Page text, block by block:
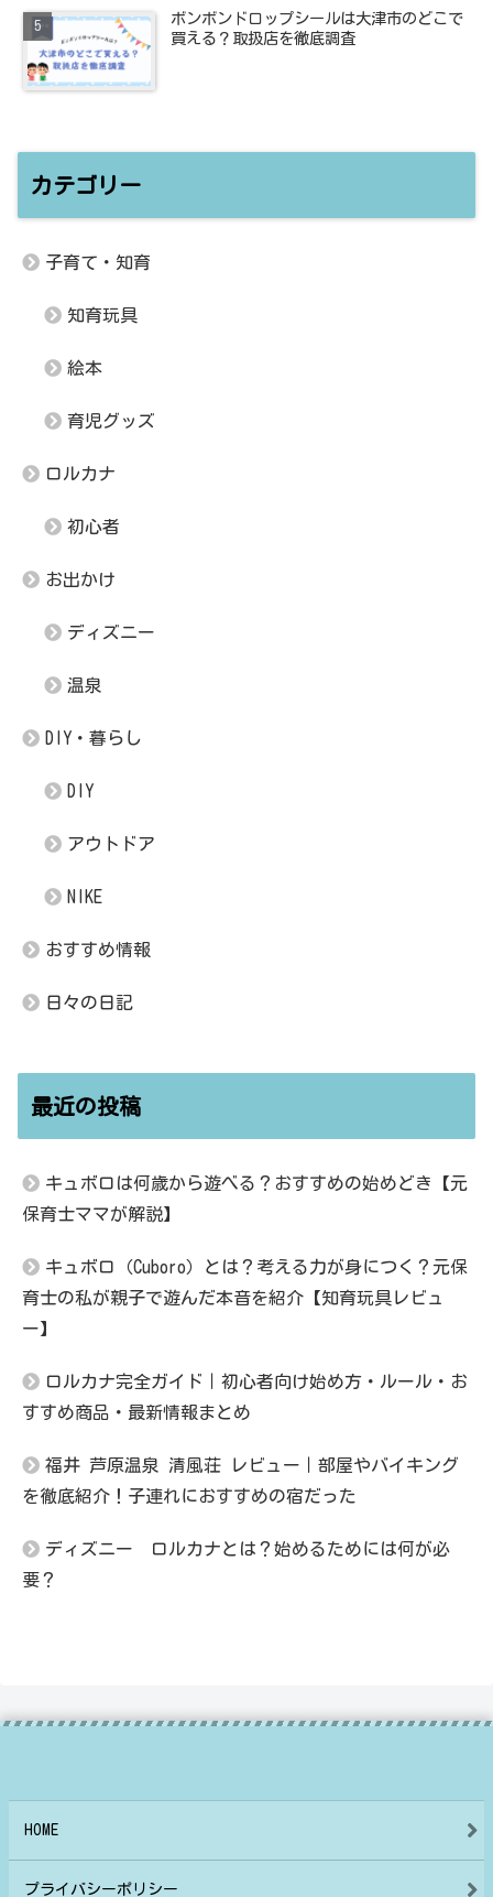
ボンボンドロップシールは大津市のどこで
買える？取扱店を徹底調査
カテゴリー
子育て・知育
知育玩具
絵本
育児グッズ
ロルカナ
初心者
お出かけ
ディズニー
温泉
DIY・暮らし
DIY
アウトドア
NIKE
おすすめ情報
日々の日記
最近の投稿
キュボロは何歳から遊べる？おすすめの始めどき【元
保育士ママが解説】
キュボロ（Cuboro）とは？考える力が身につく？元保
育士の私が親子で遊んだ本音を紹介【知育玩具レビュ
ー】
ロルカナ完全ガイド｜初心者向け始め方・ルール・お
すすめ商品・最新情報まとめ
福井 芦原温泉 清風荘 レビュー｜部屋やバイキング
を徹底紹介！子連れにおすすめの宿だった
ディズニー ロルカナとは？始めるためには何が必
要？
HOME
プライバシーポリシー